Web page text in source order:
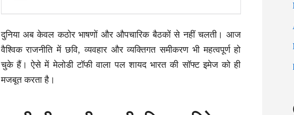
दुनिया अब केवल कठोर भाषणों और औपचारिक बैठकों से नहीं चलती। आज
वैश्विक राजनीति में छवि, व्यवहार और व्यक्तिगत समीकरण भी महत्वपूर्ण हो
चुके हैं। ऐसे में मेलोडी टॉफी वाला पल शायद भारत की सॉफ्ट इमेज को ही
मजबूत करता है।